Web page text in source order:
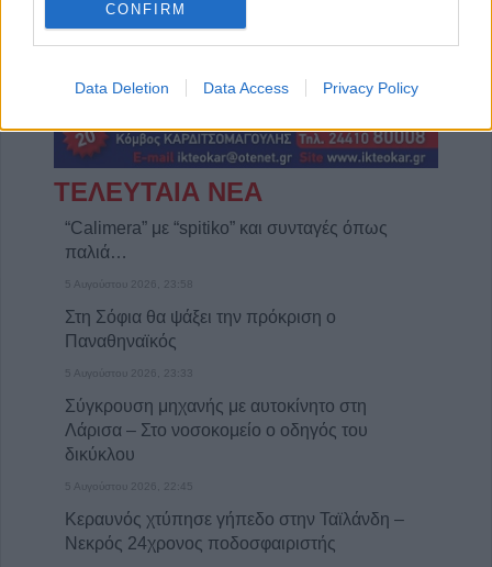
CONFIRM
Data Deletion Data Access Privacy Policy
ΤΕΛΕΥΤΑΙΑ ΝΕΑ
“Calimera” με “spitiko” και συνταγές όπως
παλιά…
5 Αυγούστου 2026, 23:58
Στη Σόφια θα ψάξει την πρόκριση ο
Παναθηναϊκός
5 Αυγούστου 2026, 23:33
Σύγκρουση μηχανής με αυτοκίνητο στη
Λάρισα – Στο νοσοκομείο ο οδηγός του
δικύκλου
5 Αυγούστου 2026, 22:45
Κεραυνός χτύπησε γήπεδο στην Ταϊλάνδη –
Νεκρός 24χρονος ποδοσφαιριστής